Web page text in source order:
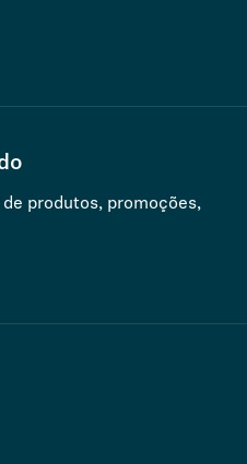
produtos, promoções,